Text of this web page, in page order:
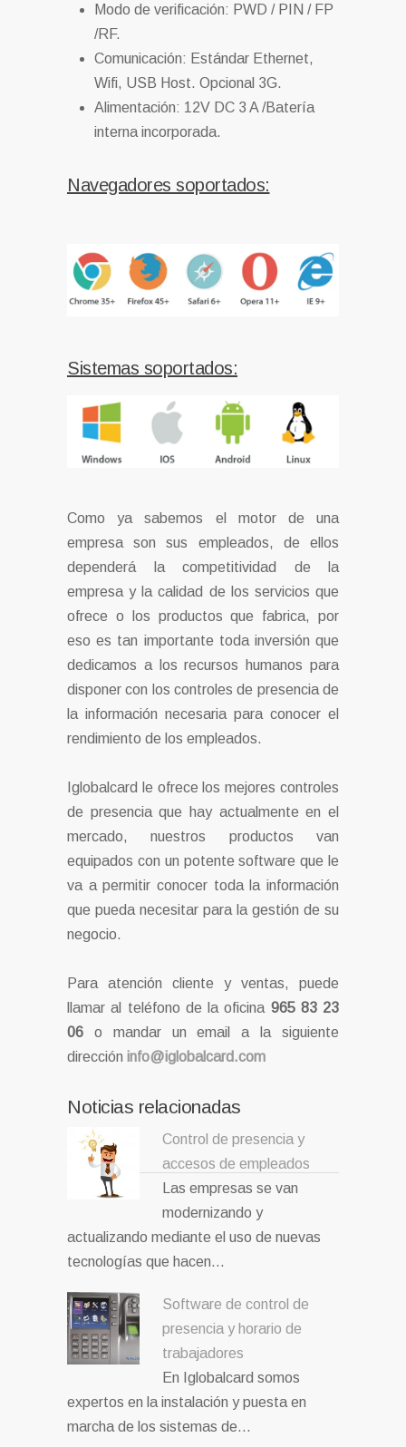
Modo de verificación: PWD / PIN / FP
/RF.
Comunicación: Estándar Ethernet,
Wifi, USB Host. Opcional 3G.
Alimentación: 12V DC 3 A /Batería
interna incorporada.
Navegadores soportados:
Sistemas soportados:
Como ya sabemos el motor de una
empresa son sus empleados, de ellos
dependerá la competitividad de la
empresa y la calidad de los servicios que
ofrece o los productos que fabrica, por
eso es tan importante toda inversión que
dedicamos a los recursos humanos para
disponer con los controles de presencia de
la información necesaria para conocer el
rendimiento de los empleados.
Iglobalcard le ofrece los mejores controles
de presencia que hay actualmente en el
mercado, nuestros productos van
equipados con un potente software que le
va a permitir conocer toda la información
que pueda necesitar para la gestión de su
negocio.
Para atención cliente y ventas, puede
llamar al teléfono de la oficina 965 83 23
06 o mandar un email a la siguiente
dirección info@iglobalcard.com
Noticias relacionadas
Control de presencia y
accesos de empleados
Las empresas se van
modernizando y
actualizando mediante el uso de nuevas
tecnologías que hacen…
Software de control de
presencia y horario de
trabajadores
En Iglobalcard somos
expertos en la instalación y puesta en
marcha de los sistemas de…